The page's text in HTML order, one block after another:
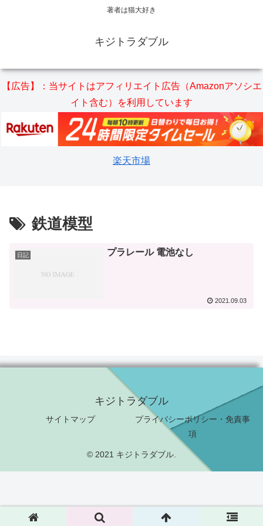
著者は猫大好き
キジトラダブル
【広告】：当サイトはアフィリエイト広告（Amazonアソシエ
イト含む）を利用しています
楽天市場
鉄道模型
日記 プラレール 電池なし
2021.09.03
キジトラダブル
サイトマップ
プライバシーポリシー・免責事
項
© 2021 キジトラダブル.